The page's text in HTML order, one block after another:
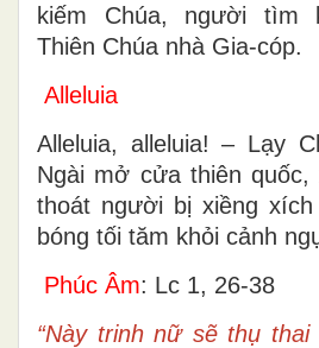
kiếm Chúa, người tìm
Thiên Chúa nhà Gia-cóp.
Alleluia
Alleluia, alleluia! – Lạy
Ngài mở cửa thiên
thoát người bị xiềng
bóng tối tăm khỏi cảnh
Phúc Âm: Lc 1, 26-38
“Này trinh nữ sẽ thụ